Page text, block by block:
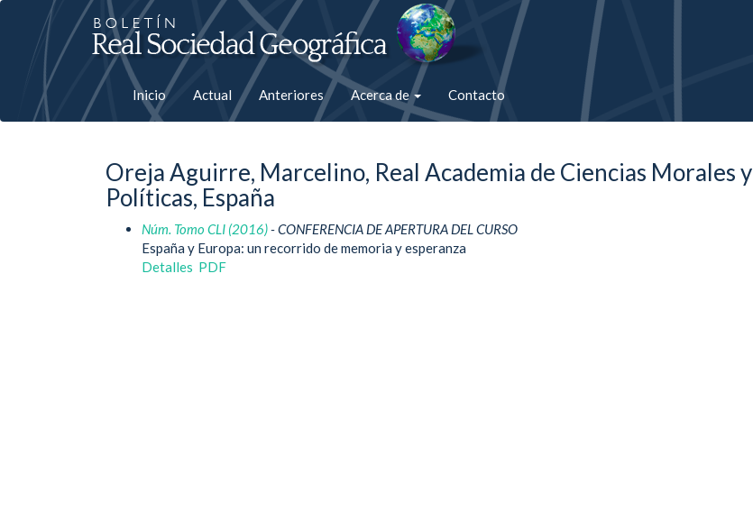
Salto
rápiso
la
Inicio Actual Anteriores Acerca de Contacto
Oreja Aguirre, Marcelino, Real Academia de Ciencias Morales y
Políticas, España
Núm. Tomo CLI (2016)- CONFERENCIA DE APERTURA DEL CURSO
España y Europa: un recorrido de memoria y esperanza
Detalles PDF